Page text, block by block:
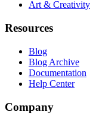
Art & Creativity
Resources
Blog
Blog Archive
Documentation
Help Center
Company